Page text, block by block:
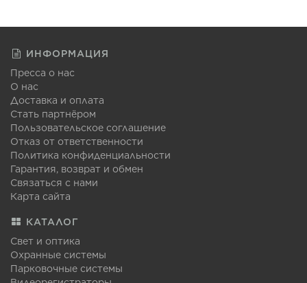
ИНФОРМАЦИЯ
Пресса о нас
О нас
Доставка и оплата
Стать партнёром
Пользовательское соглашение
Отказ от ответственности
Политика конфиденциальности
Гарантия, возврат и обмен
Связаться с нами
Карта сайта
КАТАЛОГ
Свет и оптика
Охранные системы
Парковочные системы